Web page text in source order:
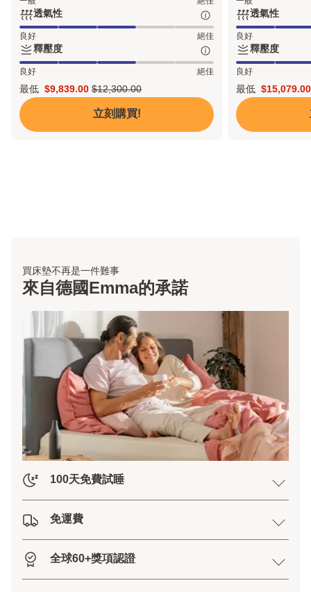
設
計
供
更
好
支
撐
性
覆
感:
絕
佳,
5
中
的
3
透氣性
透
氣
性:
絕
佳,
5
中
的
良好 絕佳
釋壓度
釋
度:
絕
佳,
良好 絕佳
最低
Price
$9,839.00
原
價
$12,300.00
立刻購買!
設
計
Q
烯
涼
感
技
術
覆
感:
絕
佳,
5
中
的
5
透氣性
透
氣
性:
絕
佳,
5
中
的
良好
釋壓度
釋
度:
絕
佳,
良好
最低
Price
$15,079.00
買床墊不再是一件難事
來自德國Emma的承諾
100天免費試睡
免運費
全球60+獎項認證